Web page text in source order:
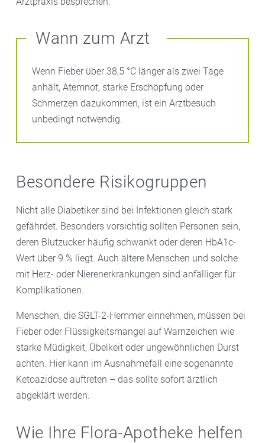
Wann zum Arzt
Wenn Fieber über 38,5 °C länger als zwei Tage
anhält, Atemnot, starke Erschöpfung oder
Schmerzen dazukommen, ist ein Arztbesuch
unbedingt notwendig.
Besondere Risikogruppen
Nicht alle Diabetiker sind bei Infektionen gleich stark
gefährdet. Besonders vorsichtig sollten Personen sein,
deren Blutzucker häufig schwankt oder deren HbA1c-
Wert über 9 % liegt. Auch ältere Menschen und solche
mit Herz- oder Nierenerkrankungen sind anfälliger für
Komplikationen.
Menschen, die SGLT-2-Hemmer einnehmen, müssen bei
Fieber oder Flüssigkeitsmangel auf Warnzeichen wie
starke Müdigkeit, Übelkeit oder ungewöhnlichen Durst
achten. Hier kann im Ausnahmefall eine sogenannte
Ketoazidose auftreten – das sollte sofort ärztlich
abgeklärt werden.
Wie Ihre Flora-Apotheke helfen